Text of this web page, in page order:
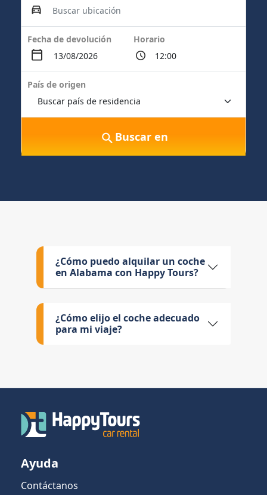
Fecha de devolución Horario
País de origen
Buscar en
¿Cómo puedo alquilar un coche
en Alabama con Happy Tours?
¿Cómo elijo el coche adecuado
para mi viaje?
Ayuda
Contáctanos